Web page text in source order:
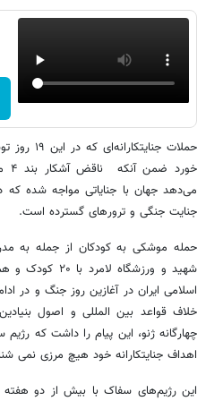
حملات
می‌دهد جهان با جنایاتی مواجه شده که
جنایت جنگی و ترورهای گسترده است.
شهید و
اسلامی ایران در آغازین روز جنگ و در
خلاف قواعد بین المللی و اصول
چهارگانه ژنو، این پیام را داشت که
اهداف جنایتکارانه خود هیچ مرزی نمی
این رژیم‌های سفاک با بیش از دو هفته